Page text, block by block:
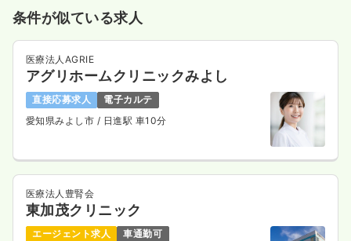
気になる
介護・福祉系正・准看護師 デイケア・デイサービス
日勤のみ（パート） 一時募集休止
時間 9:30～16:30
時給1,200円以上可
気になる
条件が似ている求人
医療法人AGRIE
アグリホームクリニックみよし
直接応募求人
電子カルテ
愛知県みよし市 / 日進駅 車10分
医療法人豊腎会
東加茂クリニック
エージェント求人
車通勤可